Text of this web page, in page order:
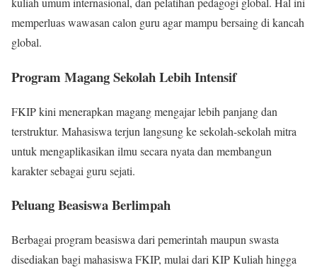
memperluas wawasan calon guru agar mampu bersaing di kancah
global.
Program Magang Sekolah Lebih Intensif
FKIP kini menerapkan magang mengajar lebih panjang dan
terstruktur. Mahasiswa terjun langsung ke sekolah-sekolah mitra
untuk mengaplikasikan ilmu secara nyata dan membangun
karakter sebagai guru sejati.
Peluang Beasiswa Berlimpah
Berbagai program beasiswa dari pemerintah maupun swasta
disediakan bagi mahasiswa FKIP, mulai dari KIP Kuliah hingga